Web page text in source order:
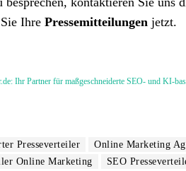
Ihre Pressemitteilungen jetzt.
Ihr Partner für maßgeschneiderte SEO- und KI-
Presseverteiler
Online Marketing
Online Marketing
SEO